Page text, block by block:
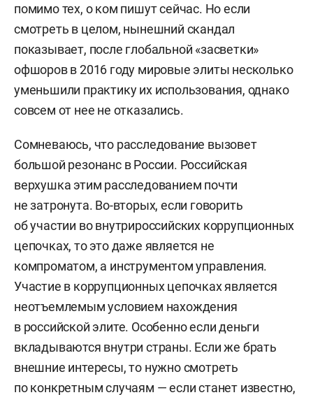
помимо тех, о ком пишут сейчас. Но если
смотреть в целом, нынешний скандал
показывает, после глобальной «засветки»
офшоров в 2016 году мировые элиты несколько
уменьшили практику их использования, однако
совсем от нее не отказались.
Сомневаюсь, что расследование вызовет
большой резонанс в России. Российская
верхушка этим расследованием почти
не затронута. Во-вторых, если говорить
об участии во внутрироссийских коррупционных
цепочках, то это даже является не
компроматом, а инструментом управления.
Участие в коррупционных цепочках является
неотъемлемым условием нахождения
в российской элите. Особенно если деньги
вкладываются внутри страны. Если же брать
внешние интересы, то нужно смотреть
по конкретным случаям — если станет известно,